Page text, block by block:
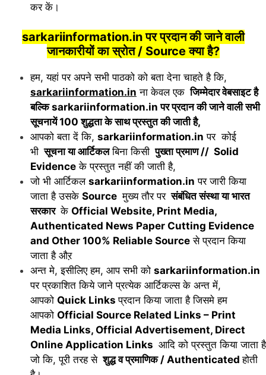
कर कें।
sarkariinformation.in पर प्रदान की जाने वाली
जानकारीयों का स्रोत / Source क्या है?
हम, यहां पर अपने सभी पाठको को बता देना चाहते है कि,
sarkariinformation.in ना केवल एक जिम्मेदार वेबसाइट है
बल्कि sarkariinformation.in पर प्रदान की जाने वाली सभी
सूचनायें 100 शुद्धता के साथ प्रस्तुत की जाती है,
आपको बता दें कि, sarkariinformation.in पर कोई
भी सूचना या आर्टिकलबिना किसी पुख्ता प्रमाण // Solid
Evidence के प्रस्तुत नहीं की जाती है,
जो भी आर्टिकल sarkariinformation.in पर जारी किया
जाता है उसके Source मुख्य तौर पर संबंधित संस्था या भारत
सरकार के Official Website, Print Media,
Authenticated News Paper Cutting Evidence
and Other 100% Reliable Source से प्रदान किया
जाता है औऱ
अन्त मे, इसीलिए हम, आप सभी को sarkariinformation.in
पर प्रकाशित किये जाने प्रत्येक आर्टिकल्स के अन्त में,
आपको Quick Linksप्रदान किया जाता है जिसमे हम
आपको Official Source Related Links – Print
Media Links, Official Advertisement, Direct
Online Application Links आदि को प्रस्तुत किया जाता है
जो कि, पूरी तरह से शुद्ध व प्रमाणिक / Authenticatedहोती